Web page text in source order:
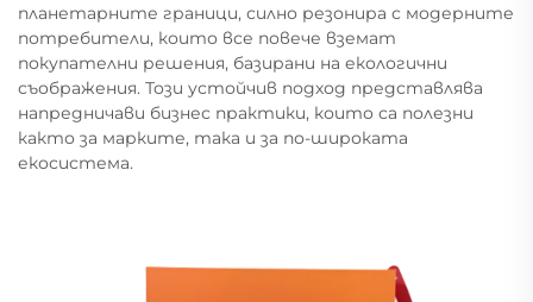
планетарните граници, силно резонира с модерните
потребители, които все повече вземат
покупателни решения, базирани на екологични
съображения. Този устойчив подход представлява
напредничави бизнес практики, които са полезни
както за марките, така и за по-широката
екосистема.